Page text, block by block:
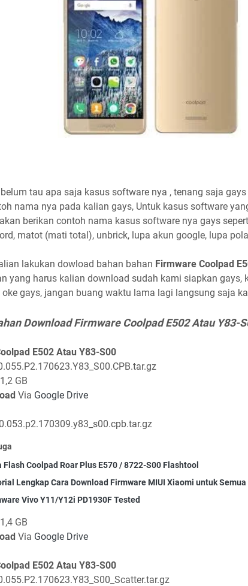
tau apa saja kasus software nya , tenang saja
nama nya pada kalian gays, Untuk kasus software
berikan contoh nama kasus software nya gays
matot (mati total), unbrick, lupa akun google, lupa
lakukan dowload bahan bahan Firmware Coolpad
yang harus kalian download sudah kami siapkan gays,
gays, jangan buang waktu lama lagi langsung saja
Download Firmware Coolpad E502 Atau Y83-
E502 Atau Y83-S00
GB
Via Google Drive
Flash Coolpad Roar Plus E570 / 8722-S00 Flashtool
Lengkap Cara Download Firmware MIUI Xiaomi untuk
Vivo Y11/Y12i PD1930F Tested
GB
Via Google Drive
E502 Atau Y83-S00